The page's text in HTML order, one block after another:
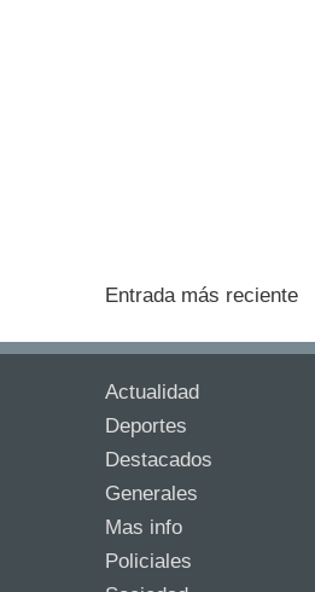
Entrada más reciente
Actualidad
Deportes
Destacados
Generales
Mas info
Policiales